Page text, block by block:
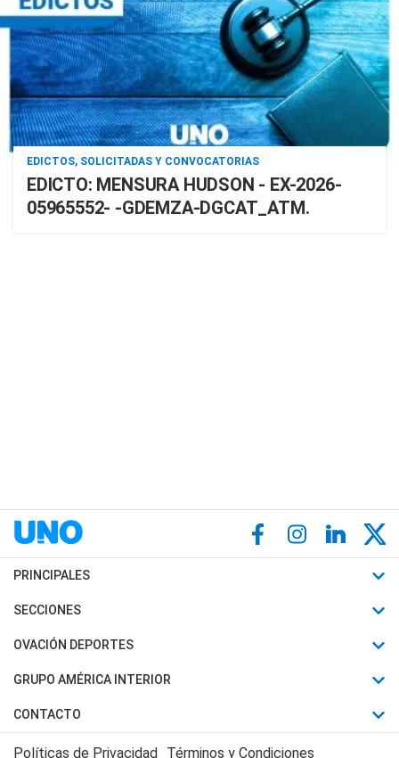
EDICTOS, SOLICITADAS Y CONVOCATORIAS
EDICTO: MENSURA HUDSON - EX-2026-
05965552- -GDEMZA-DGCAT_ATM.
PRINCIPALES
Últimas Noticias
Política
Judiciales
Economia
SECCIONES
Horóscopo
Motores
Trucos caseros
OVACIÓN DEPORTES
Fútbol
Mundial
Automovilismo
GRUPO AMÉRICA INTERIOR
Canal 7 en Vivo
CONTACTO
Acerca de Nosotros
Políticas de Privacidad Términos y Condiciones